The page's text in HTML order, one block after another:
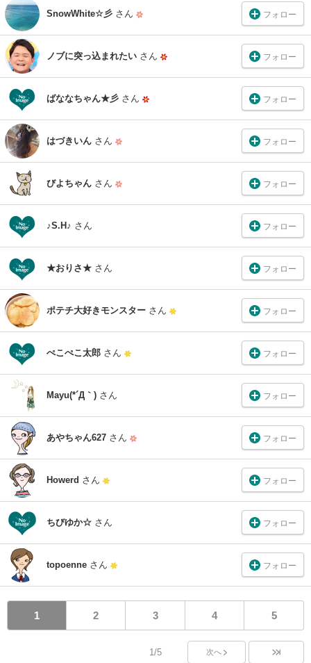
SnowWhite☆彡 さん フォロー
ノブに突っ込まれたい さん フォロー
ばななちゃん★彡 さん フォロー
はづきいん さん フォロー
びよちゃん さん フォロー
♪S.H♪ さん フォロー
★おりさ★ さん フォロー
ポテチ大好きモンスター さん フォロー
ぺこぺこ太郎 さん フォロー
Mayu(*´Д｀) さん フォロー
あやちゃん627 さん フォロー
Howerd さん フォロー
ちびゆか☆ さん フォロー
topoenne さん フォロー
1 2 3 4 5
1/5 次へ